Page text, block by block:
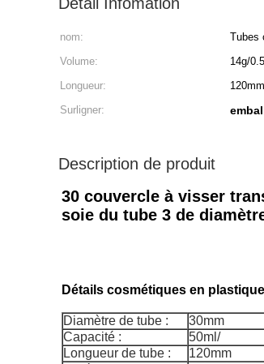
nom: Tubes
Volume:
14g/
Longueur:
120mm
Surligner:
Description de produit
30 couvercle à visser
soie du tube 3 de
Détails cosmétiques en
Diamètre de tube :
30mm
Capacité :
50ml/
Longueur de tube :
120mm